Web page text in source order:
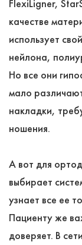
FlexiLigner,
качестве
использует
нейлона,
Но все они
мало
накладки,
ношения.
А вот для
выбирает
узнает все ее
Пациенту же
доверяет. В